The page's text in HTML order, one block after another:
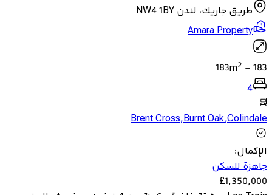
طريق جاريك، لندن NW4 1BY
Amara Property
183
-
183m2
4
Brent Cross,Burnt Oak,Colindale
الإكمال:
جاهزة للسكن
£1,350,000